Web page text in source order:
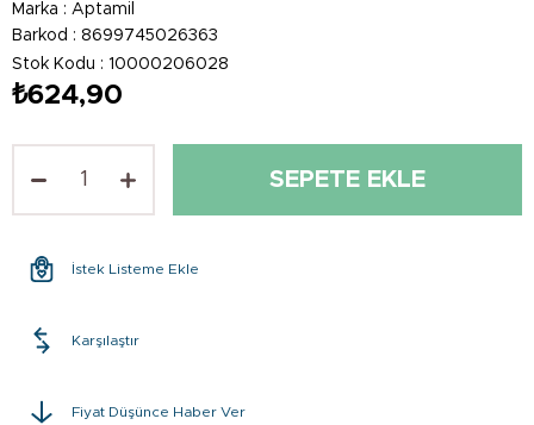
Marka : Aptamil
Barkod : 8699745026363
Stok Kodu
10000206028
₺624,90
İstek Listeme Ekle
Karşılaştır
Fiyat Düşünce Haber Ver